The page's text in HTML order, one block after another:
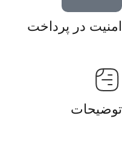
امنیت در پرداخت
توضیحات